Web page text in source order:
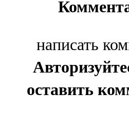
написать
оставить